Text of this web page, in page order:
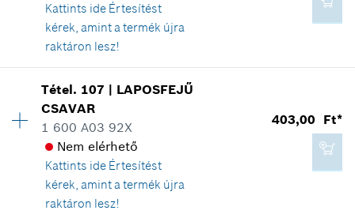
403,00 Ft*
*A feltüntetett árak ajánlott bruttó
Hol kerül használatra
Az ábrán látható
564,00 Ft*
*A feltüntetett árak ajánlott bruttó
kiskereskedelmi árak
Kattints ide Értesítést
kérek, amint a termék újra
raktáron lesz!
Árcsoport : 21
Tartalék alkatrész információ
Hol kerül használatra
Az ábrán látható
Tétel. 107 | LAPOSFEJŰ
CSAVAR
1 600 A03 92X
Nem elérhető
Kattints ide Értesítést
kérek, amint a termék újra
raktáron lesz!
403,00 Ft*